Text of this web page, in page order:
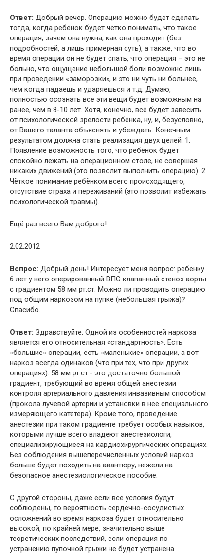
Ответ: Добрый вечер. Операцию можно будет сделать
тогда, когда ребёнок будет чётко понимать, что такое
операция, зачем она нужна, как она проходит (без
подробностей, а лишь примерная суть), а также, что во
время операции он не будет спать, что операция – это не
больно, что ощущение небольшой боли возможно лишь
при проведении «заморозки», и это ни чуть ни больнее,
чем когда падаешь и ударяешься и т.д. Думаю,
полностью осознать все эти вещи будет возможным на
ранее, чем в 8-10 лет. Хотя, конечно, всё будет завесить
от психологической зрелости ребёнка, ну, и, безусловно,
от Вашего таланта объяснять и убеждать. Конечным
результатом должна стать реализация двух целей: 1.
Появление возможность того, что ребёнок будет
спокойно лежать на операционном столе, не совершая
никаких движений (это позволит выполнить операцию). 2.
Чёткое понимание ребёнком всего происходящего,
отсутствие страха и переживаний (это позволит избежать
психологической травмы).
Ещё раз всего Вам доброго!
2.02.2012
Вопрос: Добрый день! Интересует меня вопрос: ребенку
6 лет у него оперированный ВПС клапанный стеноз аорты
с градиентом 58 мм рт.ст. Можно ли проводить операцию
под общим наркозом на пупке (небольшая грыжа)?
Спасибо.
Ответ: Здравствуйте. Одной из особенностей наркоза
является его относительная «стандартность». Есть
«большие» операции, есть «маленькие» операции, а вот
наркоз всегда одинаков (что при тех, что при других
операциях). 58 мм рт.ст.- это достаточно большой
градиент, требующий во время общей анестезии
контроля артериального давления инвазивным способом
(прокола лучевой артерии и установки в неё специального
измеряющего катетера). Кроме того, проведение
анестезии при таком градиенте требует особых навыков,
которыми лучше всего владеют анестезиологи,
специализирующиеся на кардиохирургических операциях.
Без соблюдения вышеперечисленных условий наркоз
больше будет походить на авантюру, нежели на
безопасное анестезиологическое пособие.
С другой стороны, даже если все условия будут
соблюдены, то вероятность сердечно-сосудистых
осложнений во время наркоза будет относительно
высокой, по крайней мере, значительно выше
теоретических последствий, если операция по
устранению пупочной грыжи не будет устранена.